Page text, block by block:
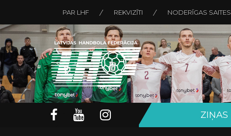
PAR LHF REKVIZĪTI NODERĪGAS SAITES
ZIŅAS